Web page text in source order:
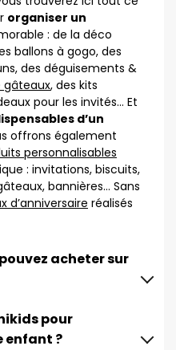
organiser un
: de la déco
ballons à gogo, des
des déguisements &
gâteaux, des kits
pour les invités… Et
d’un
offrons également
personnalisables
: invitations, biscuits,
bannières… Sans
d’anniversaire réalisés
acheter sur
pour
enfant ?